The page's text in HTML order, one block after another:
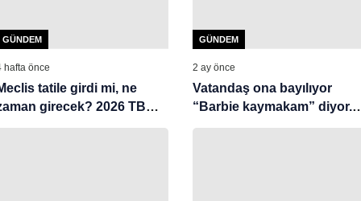
GÜNDEM
hafta önce
tatile girdi mi, ne
girecek? 2026 TBMM
tarihi
GÜNDEM
2 ay önce
Vatandaş ona bayılıyor
“Barbie kaymakam” diyor.
Görevine asaleten de